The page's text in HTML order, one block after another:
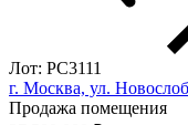
Лот: РС3111
г. Москва, ул.
Продажа помещения